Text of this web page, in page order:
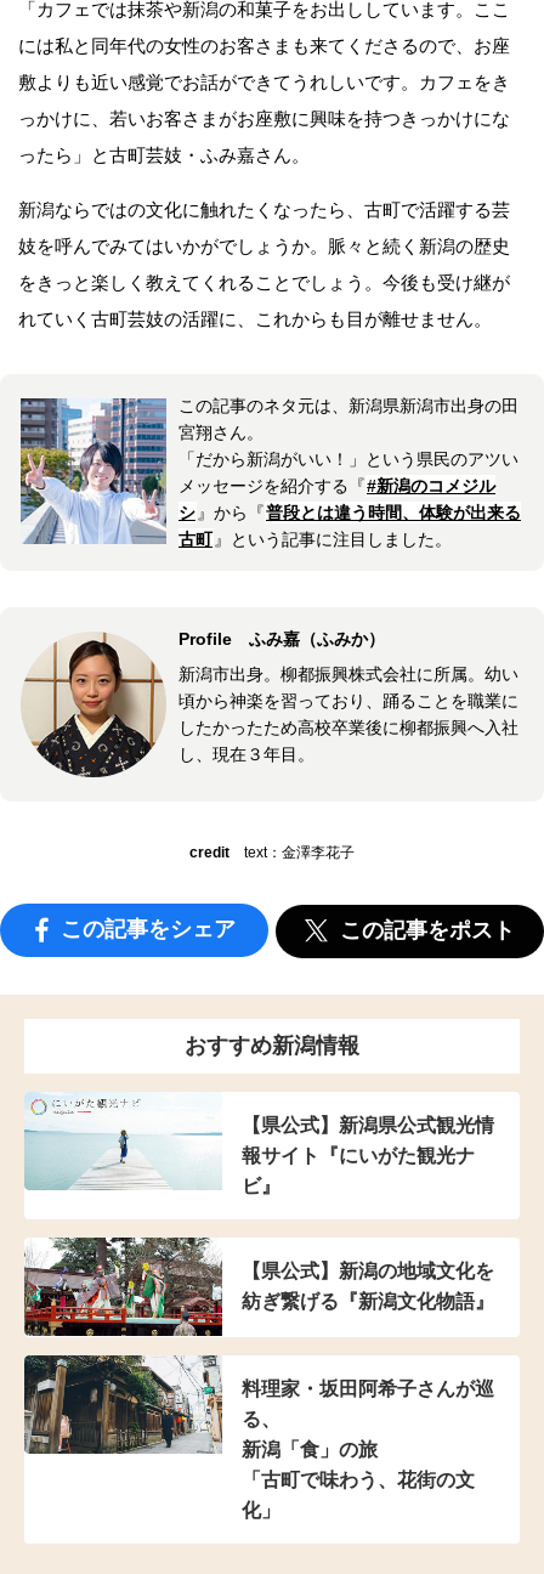
「カフェでは抹茶や新潟の和菓子をお出ししています。ここ
には私と同年代の女性のお客さまも来てくださるので、お座
敷よりも近い感覚でお話ができてうれしいです。カフェをき
っかけに、若いお客さまがお座敷に興味を持つきっかけにな
ったら」と古町芸妓・ふみ嘉さん。
新潟ならではの文化に触れたくなったら、古町で活躍する芸
妓を呼んでみてはいかがでしょうか。脈々と続く新潟の歴史
をきっと楽しく教えてくれることでしょう。今後も受け継が
れていく古町芸妓の活躍に、これからも目が離せません。
この記事のネタ元は、新潟県新潟市出身の田
宮翔さん。
「だから新潟がいい！」という県民のアツい
メッセージを紹介する『#新潟のコメジル
シ』から『普段とは違う時間、体験が出来る
古町』という記事に注目しました。
Profile ふみ嘉（ふみか）
新潟市出身。柳都振興株式会社に所属。幼い
頃から神楽を習っており、踊ることを職業に
したかったため高校卒業後に柳都振興へ入社
し、現在３年目。
credit text：金澤李花子
この記事をシェア この記事をポスト
おすすめ新潟情報
【県公式】新潟県公式観光情
報サイト『にいがた観光ナ
ビ』
【県公式】新潟の地域文化を
紡ぎ繋げる『新潟文化物語』
料理家・坂田阿希子さんが巡
る、
新潟「食」の旅
「古町で味わう、花街の文
化」